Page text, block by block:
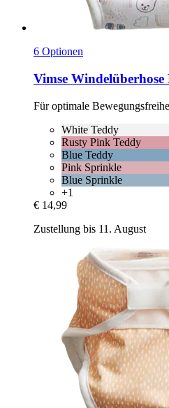
6 Optionen
Vimse
Für optimale
White Teddy
Rusty Pink Teddy
Blue Teddy
Pink Sprinkle
Blue Sprinkle
+1
€ 14,99
Zustellung bis 11. August